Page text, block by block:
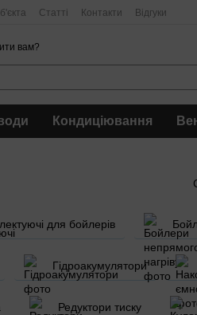
Статті Контакти Відгуки
вам?
Кондиціювання
для бойлерів
Гідроакумулятори
Редуктори тиску